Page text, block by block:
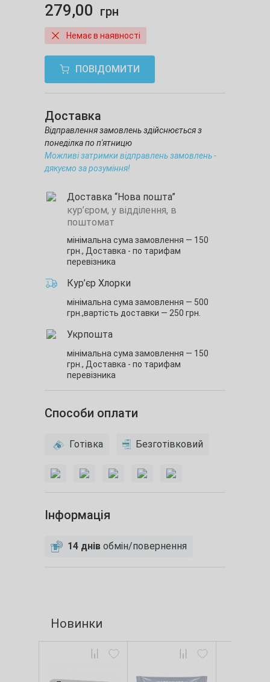
279,00 грн
Немає в наявності
ПОВІДОМИТИ
Доставка
Відправлення замовлень здійснюється з
понеділка по п'ятницю
Можливі затримки відправлень замовлень -
дякуємо за розуміння!
Доставка “Нова пошта”
кур’єром, у відділення, в
поштомат
мінімальна сума замовлення — 150
грн., Доставка - по тарифам
перевізника
Кур’єр Хлорки
мінімальна сума замовлення — 500
грн.,вартість доставки — 250 грн.
Укрпошта
мінімальна сума замовлення — 150
грн., Доставка - по тарифам
перевізника
Способи оплати
Готівка Безготівковий
Інформація
14 днів обмін/повернення
Новинки